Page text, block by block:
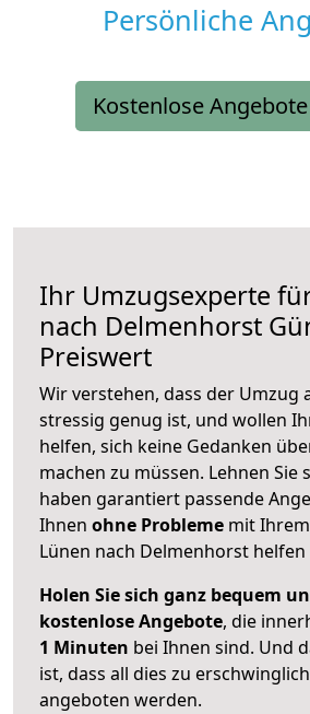
Persönliche
Kostenlose
Ihr Umzugsexperte
nach Delmenhorst
Preiswert
Wir verstehen, dass der Umzug
stressig genug ist, und wollen
helfen, sich keine Gedanken
machen zu müssen. Lehnen Sie
haben garantiert passende
Ihnen ohne Probleme mit
Lünen nach Delmenhorst helfen
Holen Sie sich ganz bequem
kostenlose Angebote, die
1 Minuten bei Ihnen sind. Und
ist, dass all dies zu
angeboten werden.